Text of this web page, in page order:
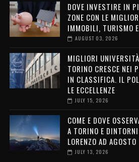
DOVE INVESTIRE IN
ZONE CON LE
IMMOBILI, TURISMO
AUGUST 03, 2026
MIGLIORI
TORINO CRESCE NEI
IN CLASSIFICA. IL
LE ECCELLENZE
JULY 15, 2026
COME E DOVE
A TORINO E
LORENZO AD AGOSTO
JULY 13, 2026